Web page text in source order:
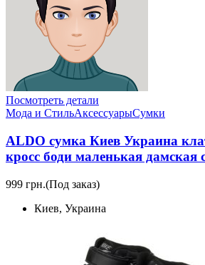
Посмотреть детали
Мода и СтильАксессуарыСумки
ALDO сумка Киев Украина
кросс боди маленькая дамская
999 грн.(Под заказ)
Киев, Украина